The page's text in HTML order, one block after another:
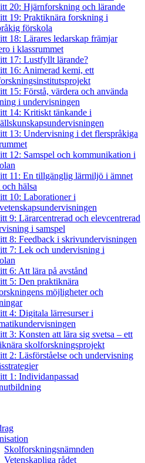
20: Hjärnforskning och lärande
19: Praktiknära forskning i
förskola
18: Lärares ledarskap främjar
i klassrummet
17: Lustfyllt lärande?
16: Animerad kemi, ett
15: Förstå, värdera och använda
i undervisningen
14: Kritiskt tänkande i
13: Undervisning i det flerspråkiga
12: Samspel och kommunikation i
11: En tillgänglig lärmiljö i ämnet
hälsa
10: Laborationer i
9: Lärarcentrerad och elevcentrerad
i samspel
8: Feedback i skrivundervisningen
7: Lek och undervisning i
6: Att lära på avstånd
5: Den praktiknära
möjligheter och
4: Digitala lärresurser i
3: Konsten att lära sig svetsa – ett
skolforskningsprojekt
2: Läsförståelse och undervisning
1: Individanpassad
Skolforskningsnämnden
Vetenskapliga rådet